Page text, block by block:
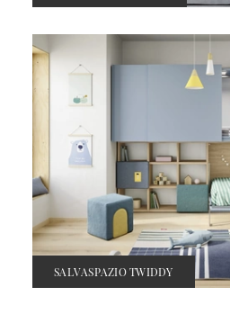
SALVASPAZIO TWIDDY